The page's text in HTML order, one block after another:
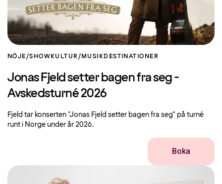
NÖJE/SHOW KULTUR/MUSIK DESTINATIONER
Jonas Fjeld setter bagen fra seg -
Avskedsturné 2026
Fjeld tar konserten "Jonas Fjeld setter bagen fra seg" på turné
runt i Norge under år 2026.
Boka